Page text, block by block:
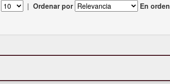
| Ordenar por En orden